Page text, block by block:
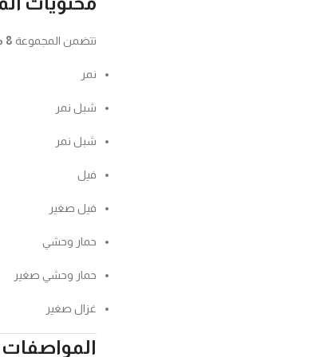
تتضمن المجموعة 8 مجسمات حيوانات
نمر
شبل نمر
شبل نمر
فيل
فيل صغير
حمار وحشي
حمار وحشي صغير
غزال صغير
المواصفات